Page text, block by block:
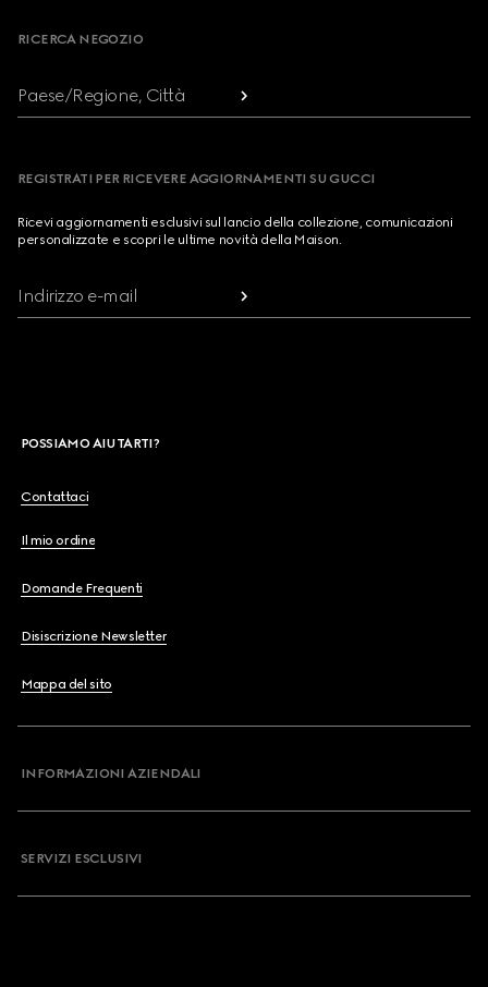
RICERCA NEGOZIO
Paese/Regione, Città
REGISTRATI PER RICEVERE AGGIORNAMENTI SU GUCCI
Ricevi aggiornamenti esclusivi sul lancio della collezione, comunicazioni
personalizzate e scopri le ultime novità della Maison.
Indirizzo e-mail
POSSIAMO AIUTARTI?
Contattaci
Il mio ordine
Domande Frequenti
Disiscrizione Newsletter
Mappa del sito
INFORMAZIONI AZIENDALI
SERVIZI ESCLUSIVI